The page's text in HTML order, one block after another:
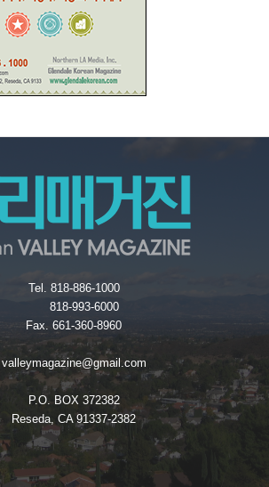
Tel. 818-886-1000
818-993-6000
Fax. 661-360-8960
valleymagazine@gmail.com
P.O. BOX 372382
Reseda, CA 91337-2382